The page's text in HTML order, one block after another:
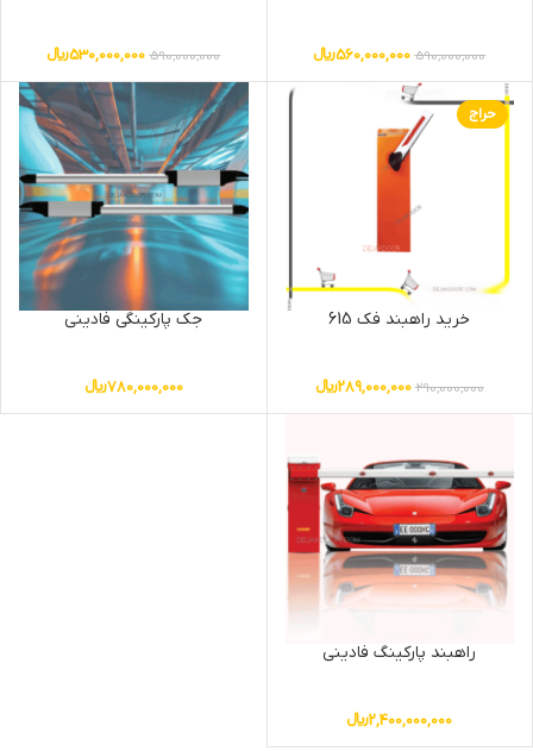
590,000,000
560,000,000﷼ 590,000,000
530,000,000﷼
حراج
خرید راهبند فک 615
290,000,000
289,000,000﷼
جک پارکینگی فادینی
780,000,000﷼
راهبند پارکینگ فادینی
2,400,000,000﷼